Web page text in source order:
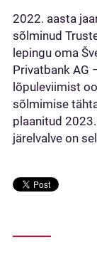
2022. aasta
sõlminud
lepingu oma
Privatbank AG
lõpuleviimist
sõlmimise
plaanitud
järelvalve on